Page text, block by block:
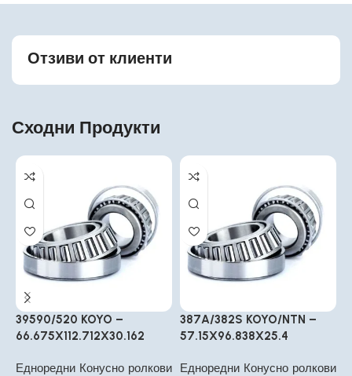
Отзиви от клиенти
Сходни Продукти
39590/520 KOYO –
66.675X112.712X30.162
Едноредни Конусно ролкови
387A/382S KOYO/NTN –
57.15X96.838X25.4
Едноредни Конусно ролкови